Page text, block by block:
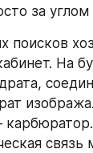
за углом
поисков
На